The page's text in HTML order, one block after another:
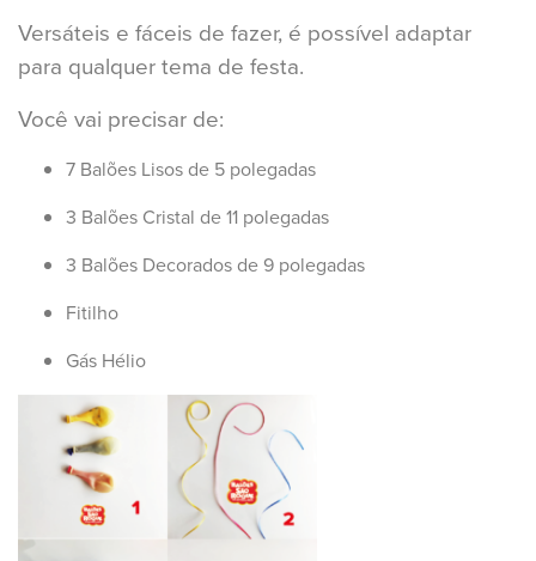
Versáteis e fáceis de fazer, é possível adaptar
para qualquer tema de festa.
Você vai precisar de:
7 Balões Lisos de 5 polegadas
3 Balões Cristal de 11 polegadas
3 Balões Decorados de 9 polegadas
Fitilho
Gás Hélio